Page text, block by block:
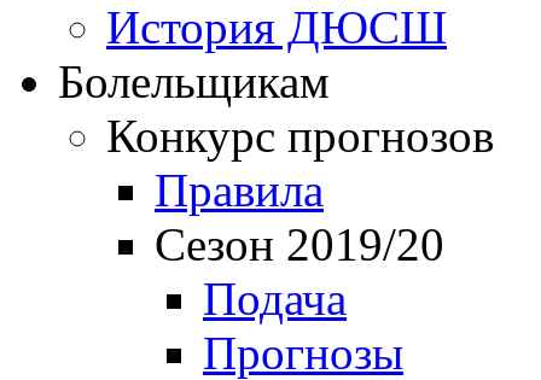
История ДЮСШ
Болельщикам
Конкурс прогнозов
Правила
Сезон 2019/20
Подача
Прогнозы